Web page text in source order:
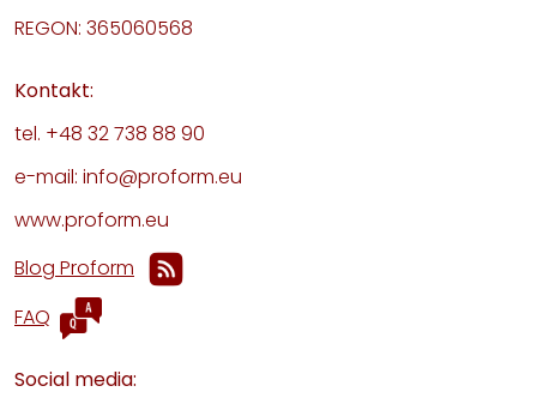
REGON: 365060568
Kontakt:
tel. +48 32 738 88 90
e-mail: info@proform.eu
www.proform.eu
Blog Proform
FAQ
Social media: